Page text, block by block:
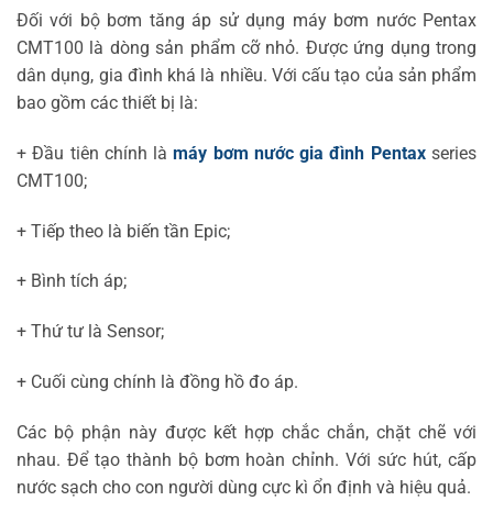
Đối với bộ bơm tăng áp sử dụng máy bơm nước Pentax
CMT100 là dòng sản phẩm cỡ nhỏ. Được ứng dụng trong
dân dụng, gia đình khá là nhiều. Với cấu tạo của sản phẩm
bao gồm các thiết bị là:
+ Đầu tiên chính làmáy bơm nước gia đình Pentaxseries
CMT100;
+ Tiếp theo là biến tần Epic;
+ Bình tích áp;
+ Thứ tư là Sensor;
+ Cuối cùng chính là đồng hồ đo áp.
Các bộ phận này được kết hợp chắc chắn, chặt chẽ với
nhau. Để tạo thành bộ bơm hoàn chỉnh. Với sức hút, cấp
nước sạch cho con người dùng cực kì ổn định và hiệu quả.